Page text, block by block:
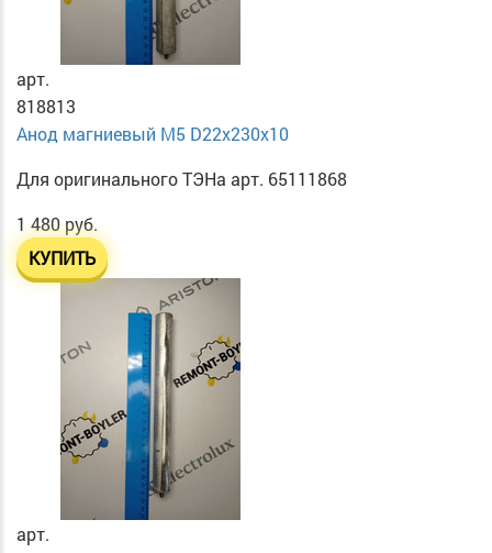
арт.
818813
Анод магниевый М5 D22х230х10
Для оригинального ТЭНа арт. 65111868
1 480 руб.
КУПИТЬ
арт.